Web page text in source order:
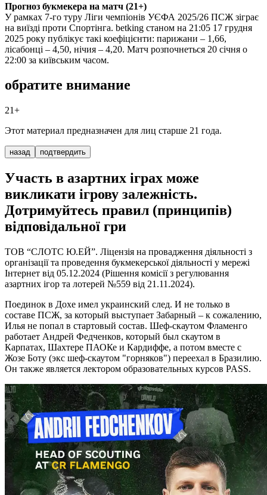
Прогноз букмекера на матч (21+)
У рамках 7-го туру Ліги чемпіонів УЄФА 2025/26 ПСЖ зіграє
на виїзді проти Спортінга. betking станом на 21:05 17 грудня
2025 року публікує такі коефіцієнти: парижани – 1,66,
лісабонці – 4,50, нічия – 4,20. Матч розпочнеться 20 січня о
22:00 за київським часом.
обратите внимание
21+
Этот материал предназначен для лиц старше 21 года.
назад подтвердить
Участь в азартних іграх може
викликати ігрову залежність.
Дотримуйтесь правил (принципів)
відповідальної гри
ТОВ “СЛОТС Ю.ЕЙ”. Ліцензія на провадження діяльності з
організації та проведення букмекерської діяльності у мережі
Інтернет від 05.12.2024 (Рішення комісії з регулювання
азартних ігор та лотерей №559 від 21.11.2024).
Поединок в Дохе имел украинский след. И не только в
составе ПСЖ, за который выступает Забарный – к сожалению,
Илья не попал в стартовый состав. Шеф-скаутом Фламенго
работает Андрей Федченков, который был скаутом в
Карпатах, Шахтере ПАОКе и Кардиффе, а потом вместе с
Жозе Боту (экс шеф-скаутом "горняков") переехал в Бразилию.
Он также является лектором образовательных курсов PASS.